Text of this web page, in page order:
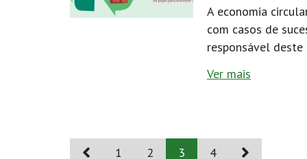
A economia
com casos de
responsável
Ver mais
1 2 3 4